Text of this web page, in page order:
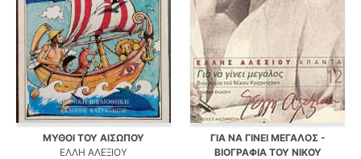
ΜΥΘΟΙ ΤΟΥ ΑΙΣΩΠΟΥ
ΕΛΛΗ ΑΛΕΞΙΟΥ
ΓΙΑ ΝΑ ΓΙΝΕΙ ΜΕΓΑΛΟΣ -
ΒΙΟΓΡΑΦΙΑ ΤΟΥ ΝΙΚΟΥ